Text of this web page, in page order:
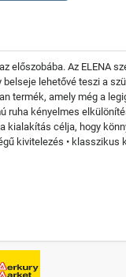
előszobába. Az ELENA
lehetővé teszi a
termék, amely még a
kényelmes
kialakítás célja, hogy
kivitelezés •